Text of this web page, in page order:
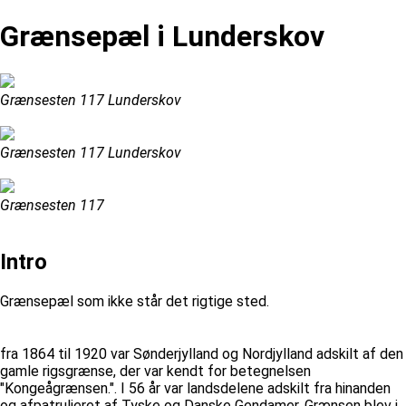
Grænsepæl i Lunderskov
Grænsesten 117 Lunderskov
Grænsesten 117 Lunderskov
Grænsesten 117
Intro
Grænsepæl som ikke står det rigtige sted.
fra 1864 til 1920 var Sønderjylland og Nordjylland adskilt af den
gamle rigsgrænse, der var kendt for betegnelsen
"Kongeågrænsen.". I 56 år var landsdelene adskilt fra hinanden